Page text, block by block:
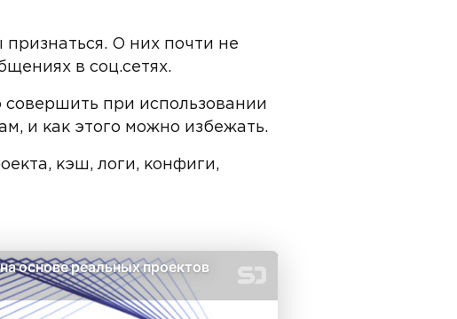
О них почти не
в соц.сетях.
при использовании
и как этого можно избежать.
кэш, логи, конфиги,